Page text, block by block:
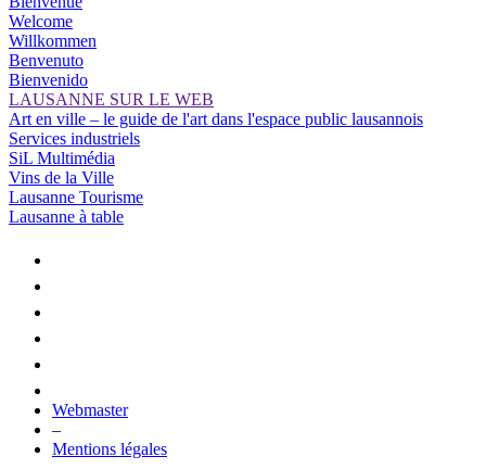
Welcome
Willkommen
Benvenuto
Bienvenido
LAUSANNE SUR LE WEB
Art en ville – le guide de l'art dans l'espace public lausannois
Services industriels
SiL Multimédia
Vins de la Ville
Lausanne Tourisme
Lausanne à table
Webmaster
–
Mentions légales